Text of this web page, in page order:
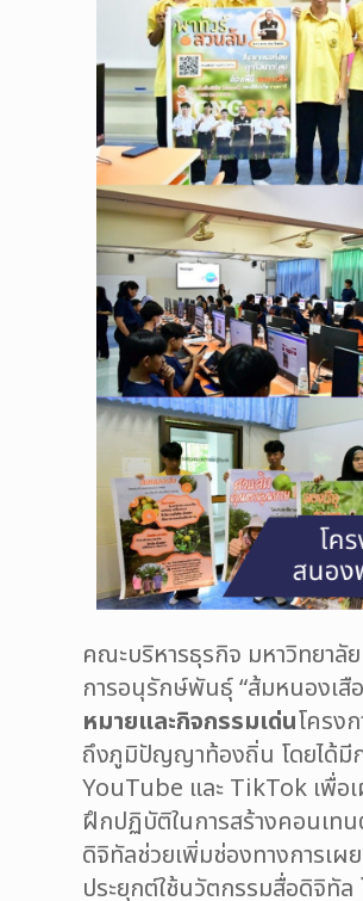
คณะบริหารธุรกิจ มหาวิทยา
การอนุรักษ์พันธุ์ “ส้มหนองเสื
หมายและกิจกรรมเด่นโครง
ถึงภูมิปัญญาท้องถิ่น โดยได้มี
YouTube และ TikTok เพื่อ
ฝึกปฏิบัติในการสร้างคอนเทน
ดิจิทัลช่วยเพิ่มช่องทางการเ
ประยุกต์ใช้นวัตกรรมสื่อดิจิทั